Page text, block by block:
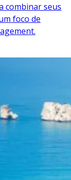
combinar seus
foco de